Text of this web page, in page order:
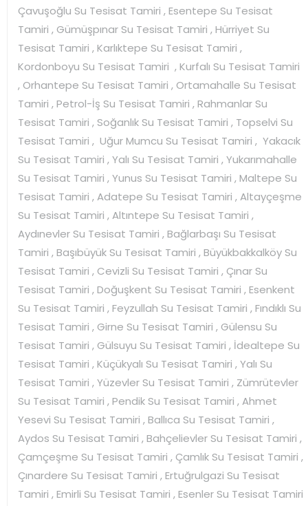
Çavuşoğlu Su Tesisat Tamiri , Esentepe Su Tesisat
Tamiri , Gümüşpınar Su Tesisat Tamiri , Hürriyet Su
Tesisat Tamiri , Karlıktepe Su Tesisat Tamiri ,
Kordonboyu Su Tesisat Tamiri , Kurfalı Su Tesisat Tamiri
, Orhantepe Su Tesisat Tamiri , Ortamahalle Su Tesisat
Tamiri , Petrol-İş Su Tesisat Tamiri , Rahmanlar Su
Tesisat Tamiri , Soğanlık Su Tesisat Tamiri , Topselvi Su
Tesisat Tamiri , Uğur Mumcu Su Tesisat Tamiri , Yakacık
Su Tesisat Tamiri , Yalı Su Tesisat Tamiri , Yukarımahalle
Su Tesisat Tamiri , Yunus Su Tesisat Tamiri , Maltepe Su
Tesisat Tamiri , Adatepe Su Tesisat Tamiri , Altayçeşme
Su Tesisat Tamiri , Altıntepe Su Tesisat Tamiri ,
Aydınevler Su Tesisat Tamiri , Bağlarbaşı Su Tesisat
Tamiri , Başıbüyük Su Tesisat Tamiri , Büyükbakkalköy Su
Tesisat Tamiri , Cevizli Su Tesisat Tamiri , Çınar Su
Tesisat Tamiri , Doğuşkent Su Tesisat Tamiri , Esenkent
Su Tesisat Tamiri , Feyzullah Su Tesisat Tamiri , Fındıklı Su
Tesisat Tamiri , Girne Su Tesisat Tamiri , Gülensu Su
Tesisat Tamiri , Gülsuyu Su Tesisat Tamiri , İdealtepe Su
Tesisat Tamiri , Küçükyalı Su Tesisat Tamiri , Yalı Su
Tesisat Tamiri , Yüzevler Su Tesisat Tamiri , Zümrütevler
Su Tesisat Tamiri , Pendik Su Tesisat Tamiri , Ahmet
Yesevi Su Tesisat Tamiri , Ballıca Su Tesisat Tamiri ,
Aydos Su Tesisat Tamiri , Bahçelievler Su Tesisat Tamiri ,
Çamçeşme Su Tesisat Tamiri , Çamlık Su Tesisat Tamiri ,
Çınardere Su Tesisat Tamiri , Ertuğrulgazi Su Tesisat
Tamiri , Emirli Su Tesisat Tamiri , Esenler Su Tesisat Tamiri